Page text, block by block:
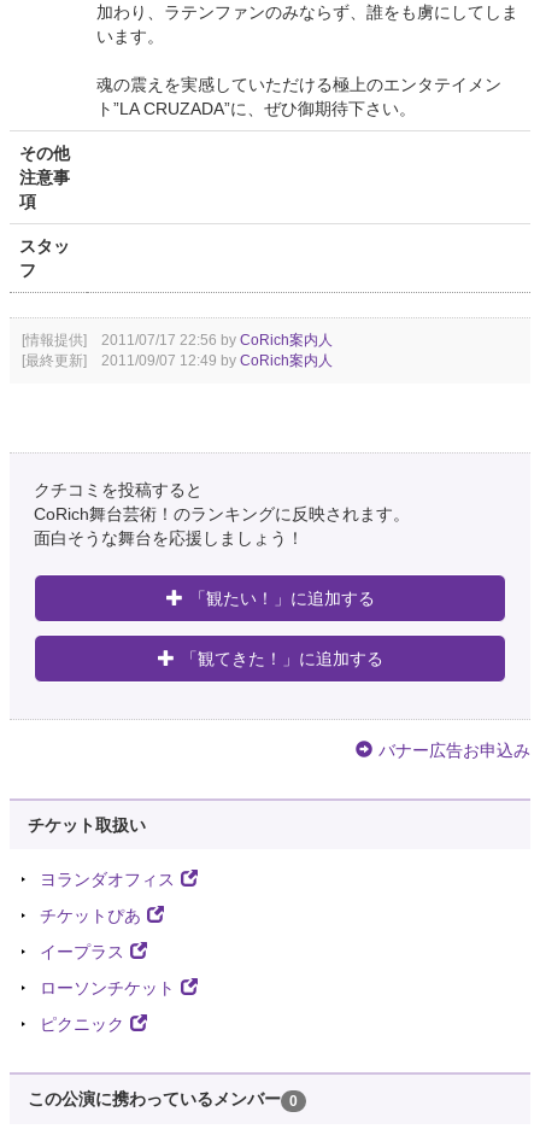
加わり、ラテンファンのみならず、誰をも虜にしてしま
います。
魂の震えを実感していただける極上のエンタテイメン
ト”LA CRUZADA”に、ぜひ御期待下さい。
その他
注意事
項
スタッ
フ
[情報提供] 2011/07/17 22:56 by CoRich案内人
[最終更新] 2011/09/07 12:49 by CoRich案内人
クチコミを投稿すると
CoRich舞台芸術！のランキングに反映されます。
面白そうな舞台を応援しましょう！
「観たい！」に追加する
「観てきた！」に追加する
バナー広告お申込み
チケット取扱い
ヨランダオフィス
チケットぴあ
イープラス
ローソンチケット
ピクニック
この公演に携わっているメンバー 0